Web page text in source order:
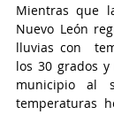
Mientras que
Nuevo León
lluvias con
los 30 grados
municipio al
temperaturas